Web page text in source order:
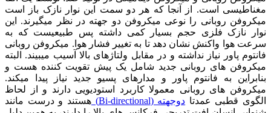
مغناطیسی است. از آنجا که هر دو سمت این نوار نازک باز است
میکروفن روبانی را نوعی میکروفن دو جهته در نظر میگیرند. این
نوار نازک فلزی حجم بسیار کمی داشته پس طبیعیست که به
سرعت هوا واکنش نشان دهد تا به تغییر فشار هوا. میکروفن روبانی
فانتوم پاور نیاز نداشته و در مقابل ولتاژهای بالا آسیب میبیند. البته
میکروفن های روبانی جدید شامل یک پیش تقویت کننده هست و
بنابراین به فانتوم پاور و مدارهای پسیو جدید نیاز پیدا میکند.
میکروفن های روبانی معمولا کاربرد استودیویی دارند و از لحاظ
الگوی قطبی عمدتا دوجهته (Bi-directional)
هستند و درست مانند